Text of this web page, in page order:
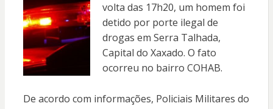
volta das 17h20, um homem foi
detido por porte ilegal de
drogas em Serra Talhada,
Capital do Xaxado. O fato
ocorreu no bairro COHAB.
De acordo com informações, Policiais Militares do